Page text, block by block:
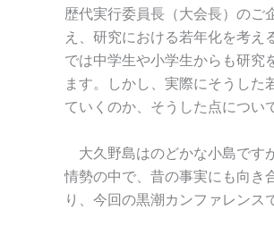
歴代実行委員長（大会長）のご
え、研究における若年化を考
では中学生や小学生からも研究
ます。しかし、実際にそうし
ていくのか、そうした点につい
大久野島はのどかな小島です
情勢の中で、昔の事実にも向き
り、今回の黒潮カンファレンス